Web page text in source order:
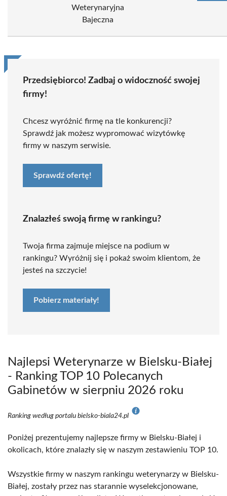
Weterynaryjna
Bajeczna
Przedsiębiorco! Zadbaj o widoczność swojej
firmy!
Chcesz wyróżnić firmę na tle konkurencji?
Sprawdź jak możesz wypromować wizytówkę
firmy w naszym serwisie.
Sprawdź ofertę!
Znalazłeś swoją firmę w rankingu?
Twoja firma zajmuje miejsce na podium w
rankingu? Wyróżnij się i pokaż swoim klientom, że
jesteś na szczycie!
Pobierz materiały!
Najlepsi Weterynarze w Bielsku-Białej
- Ranking TOP 10 Polecanych
Gabinetów w sierpniu 2026 roku
Ranking według portalu bielsko-biala24.pl
Poniżej prezentujemy najlepsze firmy w Bielsku-Białej i
okolicach, które znalazły się w naszym zestawieniu TOP 10.
Wszystkie firmy w naszym rankingu weterynarzy w Bielsku-
Białej, zostały przez nas starannie wyselekcjonowane,